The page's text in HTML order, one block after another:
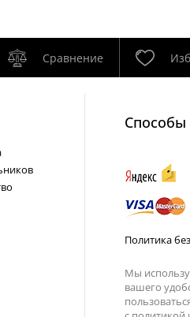
Сравнение
Способы
Политика
Мы
вашего